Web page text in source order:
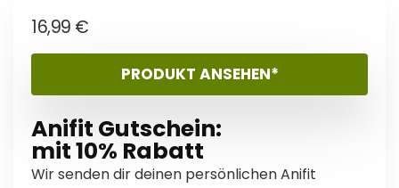
16,99 €
PRODUKT ANSEHEN*
Anifit Gutschein:
mit 10% Rabatt
Wir senden dir deinen persönlichen Anifit